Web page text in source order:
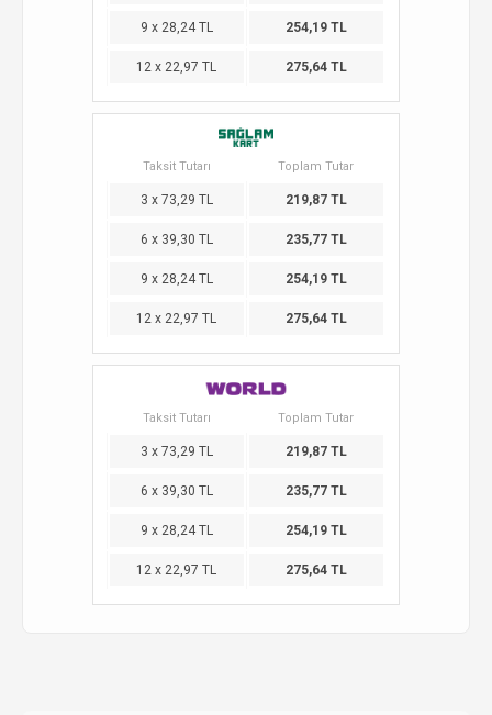
9 x 28,24 TL 254,19 TL
12 x 22,97 TL 275,64 TL
Taksit Tutarı Toplam Tutar
3 x 73,29 TL 219,87 TL
6 x 39,30 TL 235,77 TL
9 x 28,24 TL 254,19 TL
12 x 22,97 TL 275,64 TL
Taksit Tutarı Toplam Tutar
3 x 73,29 TL 219,87 TL
6 x 39,30 TL 235,77 TL
9 x 28,24 TL 254,19 TL
12 x 22,97 TL 275,64 TL